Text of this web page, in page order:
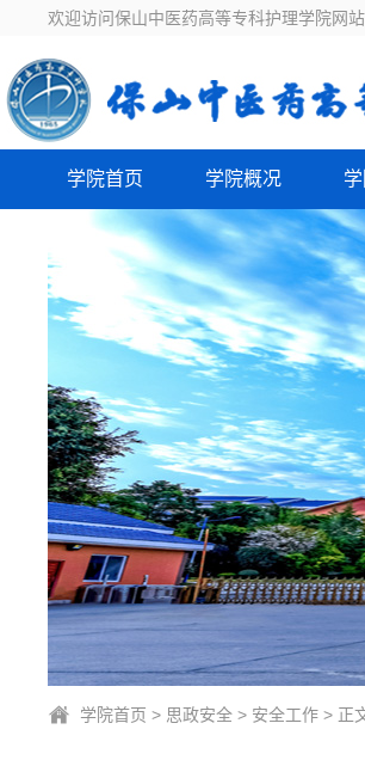
欢迎访问保山中医药高等专科护理学院网站
学院首页 学院概况
学院首页 > 思政安全 > 安全工作 > 正